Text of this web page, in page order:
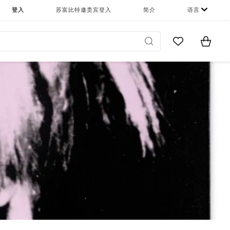
登入 苏富比特邀贵宾登入 简介 语言
Go to MyItems